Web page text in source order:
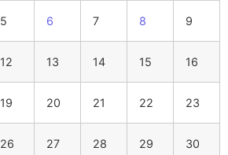
5 6 7 8 9
12 13 14 15 16
19 20 21 22 23
26 27 28 29 30